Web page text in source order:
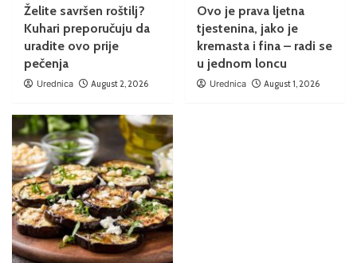
Želite savršen roštilj?
Kuhari preporučuju da
uradite ovo prije
pečenja
Urednica August 2, 2026
Ovo je prava ljetna
tjestenina, jako je
kremasta i fina – radi se
u jednom loncu
Urednica August 1, 2026